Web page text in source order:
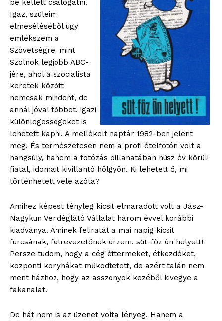
Kapcsolat
Adatkezelési tájékoztató
Hirdetés
be kellett csalogatni.
Igaz, szüleim
elmeséléséből úgy
emlékszem a
Szövetségre, mint
Szolnok legjobb ABC-
jére, ahol a szocialista
keretek között
nemcsak mindent, de
annál jóval többet, igazi
különlegességeket is
lehetett kapni. A mellékelt naptár 1982-ben jelent
meg. És természetesen nem a profi ételfotón volt a
hangsúly, hanem a fotózás pillanatában húsz év körüli
fiatal, idomait kivillantó hölgyön. Ki lehetett ő, mi
történhetett vele azóta?
Amihez képest tényleg kicsit elmaradott volt a Jász-
Nagykun Vendéglátó Vállalat három évvel korábbi
kiadványa. Aminek feliratát a mai napig kicsit
furcsának, félrevezetőnek érzem: süt-főz ön helyett!
Persze tudom, hogy a cég éttermeket, étkezdéket,
központi konyhákat működtetett, de azért talán nem
ment házhoz, hogy az asszonyok kezéből kivegye a
fakanalat.
De hát nem is az üzenet volta lényeg. Hanem a